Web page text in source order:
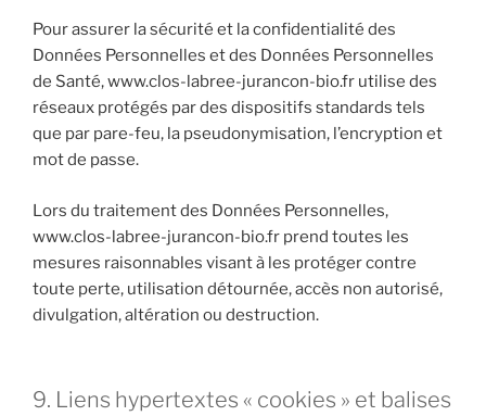
Pour assurer la sécurité et la confidentialité des
Données Personnelles et des Données Personnelles
de Santé, www.clos-labree-jurancon-bio.fr utilise des
réseaux protégés par des dispositifs standards tels
que par pare-feu, la pseudonymisation, l’encryption et
mot de passe.
Lors du traitement des Données Personnelles,
www.clos-labree-jurancon-bio.fr prend toutes les
mesures raisonnables visant à les protéger contre
toute perte, utilisation détournée, accès non autorisé,
divulgation, altération ou destruction.
9. Liens hypertextes « cookies » et balises